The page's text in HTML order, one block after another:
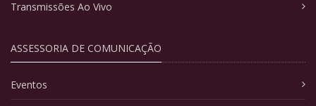
Transmissões Ao Vivo
ASSESSORIA DE COMUNICAÇÃO
Eventos